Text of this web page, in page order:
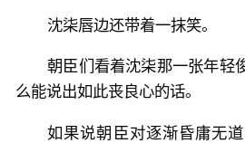
沈柒唇边还带着一抹笑。
朝臣们看着沈柒那一张年轻
么能说出如此丧良心的话。
如果说朝臣对逐渐昏庸无